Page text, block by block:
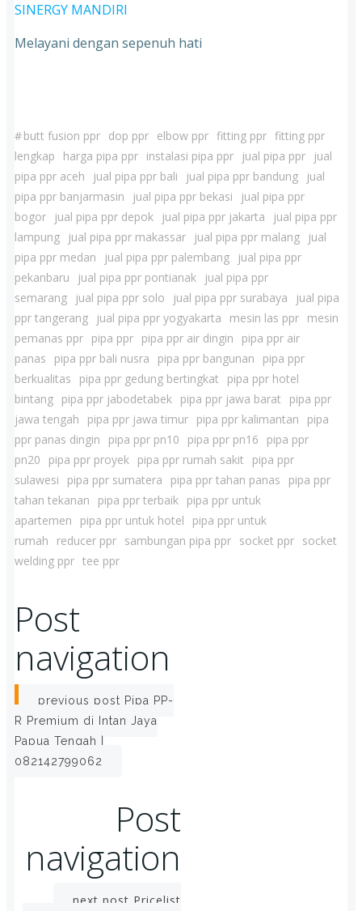
SINERGY MANDIRI
Melayani dengan sepenuh hati
#butt fusion ppr dop ppr elbow ppr fitting ppr fitting ppr
lengkap
harga pipa ppr instalasi pipa ppr jual pipa ppr
jual
pipa ppr aceh
jual pipa ppr bali jual pipa ppr bandung
jual
pipa ppr banjarmasin
jual pipa ppr bekasi
jual pipa ppr
bogor
jual pipa ppr depok jual pipa ppr jakarta
jual pipa ppr
lampung
jual pipa ppr makassar jual pipa ppr malang
jual
pipa ppr medan
jual pipa ppr palembang
jual pipa ppr
pekanbaru
jual pipa ppr pontianak
jual pipa ppr
semarang
jual pipa ppr solo jual pipa ppr surabaya
jual pipa
ppr tangerang
jual pipa ppr yogyakarta mesin las ppr mesin
pemanas ppr pipa ppr pipa ppr air dingin
pipa ppr air
panas
pipa ppr bali nusra pipa ppr bangunan
pipa ppr
berkualitas
pipa ppr gedung bertingkat
pipa ppr hotel
bintang pipa ppr jabodetabek pipa ppr jawa barat
pipa ppr
jawa tengah
pipa ppr jawa timur pipa ppr kalimantan
pipa
ppr panas dingin
pipa ppr pn10 pipa ppr pn16
pipa ppr
pn20
pipa ppr proyek pipa ppr rumah sakit
pipa ppr
sulawesi
pipa ppr sumatera pipa ppr tahan panas
pipa ppr
tahan tekanan
pipa ppr terbaik pipa ppr untuk
apartemen
pipa ppr untuk hotel
pipa ppr untuk
rumah
reducer ppr sambungan pipa ppr socket ppr socket
welding ppr tee ppr
Post
navigation
previous post Pipa PP-
R Premium di Intan Jaya
Papua Tengah |
082142799062
Post
navigation
next post Pricelist